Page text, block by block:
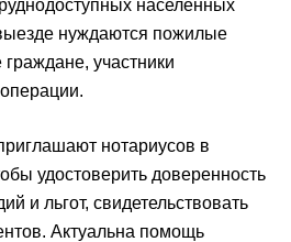
населенных
нуждаются пожилые
участники
нотариусов в
удостоверить доверенность
и льгот, свидетельствовать
Актуальна помощь